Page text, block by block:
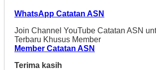
WhatsApp Catatan ASN
Join Channel YouTube Catatan ASN
Terbaru Khusus Member
Member Catatan ASN
Terima kasih